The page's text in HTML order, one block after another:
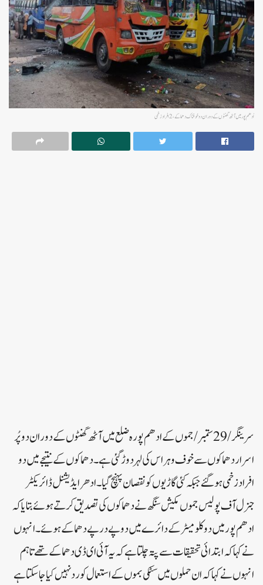
اُدھم پورمیں آٹھ گھنٹوں کے دوران دو خوفناک دھماکے،2افراد زخمی
سرینگر /29ستمبر /جموں کے ادھم پورہ ضلع میں آٹھ گھنٹوں کے دوران دو پُر
اسرار دھماکوں سے خوف و ہراس کی لہر دوڑ گئی ہے ۔ دھماکوں کے نتیجے میں دو
افراد زخمی ہو گئے جبکہ کئی گاڑیوں کو نقصان پہنچ گیا ۔ ادھر ایڈیشنل ڈائریکٹر
جنرل آف پولیس جموں مکیش سنگھ نے دھماکوں کی تصدیق کرتے ہوئے بتایا کہ
ادھم پور میں دو کلو میٹر کے دائرے میں دو پے در پے دھماکے ہوئے۔ انہوں
نے کہا کہ ابتدائی تحقیقات سے پتہ چلتا ہے کہ یہ آئی ای ڈی دھماکے تھے تاہم
انہوں نے کہا کہ ان حملوں میں سٹکی بموں کے استعمال کو رد نہیں کیا جاسکتا ہے